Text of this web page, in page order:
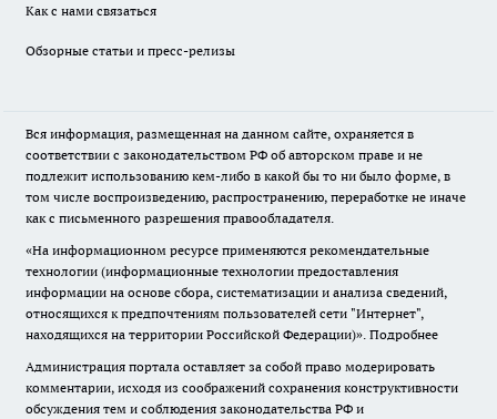
Как с нами связаться
Обзорные статьи и пресс-релизы
Вся информация, размещенная на данном сайте, охраняется в
соответствии с законодательством РФ об авторском праве и не
подлежит использованию кем-либо в какой бы то ни было форме, в
том числе воспроизведению, распространению, переработке не иначе
как с письменного разрешения правообладателя.
«На информационном ресурсе применяются рекомендательные
технологии (информационные технологии предоставления
информации на основе сбора, систематизации и анализа сведений,
относящихся к предпочтениям пользователей сети "Интернет",
находящихся на территории Российской Федерации)». Подробнее
Администрация портала оставляет за собой право модерировать
комментарии, исходя из соображений сохранения конструктивности
обсуждения тем и соблюдения законодательства РФ и